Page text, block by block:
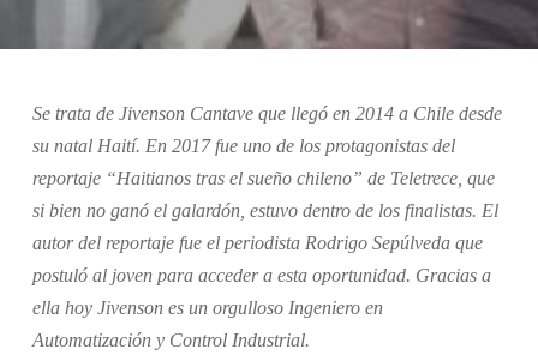
Se trata de Jivenson Cantave que llegó en 2014 a Chile desde
su natal Haití. En 2017 fue uno de los protagonistas del
reportaje “Haitianos tras el sueño chileno” de Teletrece, que
si bien no ganó el galardón, estuvo dentro de los finalistas. El
autor del reportaje fue el periodista Rodrigo Sepúlveda que
postuló al joven para acceder a esta oportunidad. Gracias a
ella hoy Jivenson es un orgulloso Ingeniero en
Automatización y Control Industrial.